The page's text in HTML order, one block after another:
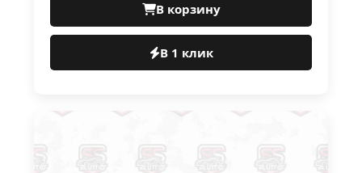
В корзину
В 1 клик